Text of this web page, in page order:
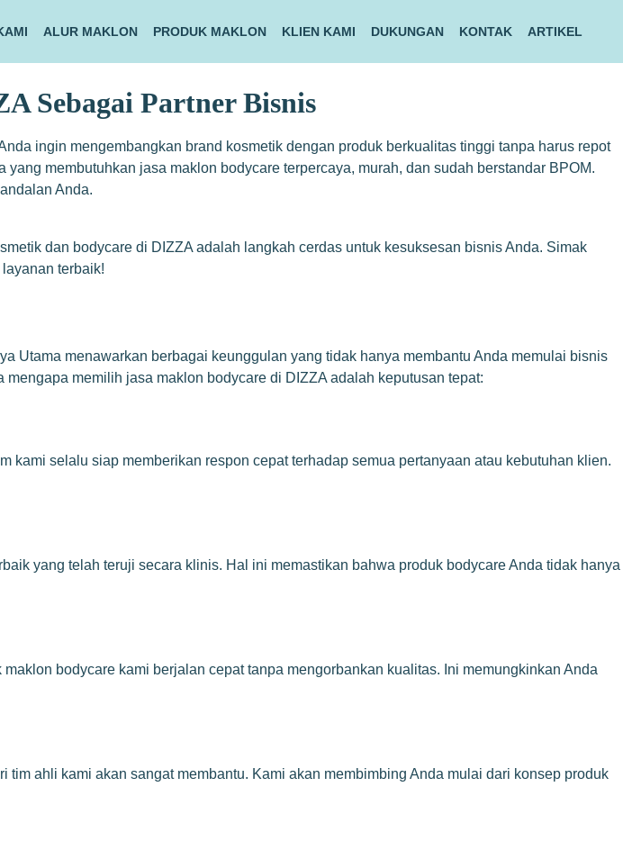
ALUR MAKLON PRODUK MAKLON KLIEN KAMI DUKUNGAN KONTAK ARTIKEL
Sebagai Partner Bisnis
ingin mengembangkan brand kosmetik dengan produk berkualitas tinggi tanpa harus repot
yang membutuhkan jasa maklon bodycare terpercaya, murah, dan sudah berstandar BPOM.
Anda.
dan bodycare di DIZZA adalah langkah cerdas untuk kesuksesan bisnis Anda. Simak
terbaik!
Utama menawarkan berbagai keunggulan yang tidak hanya membantu Anda memulai bisnis
memilih jasa maklon bodycare di DIZZA adalah keputusan tepat:
selalu siap memberikan respon cepat terhadap semua pertanyaan atau kebutuhan klien.
yang telah teruji secara klinis. Hal ini memastikan bahwa produk bodycare Anda tidak hanya
bodycare kami berjalan cepat tanpa mengorbankan kualitas. Ini memungkinkan Anda
ahli kami akan sangat membantu. Kami akan membimbing Anda mulai dari konsep produk